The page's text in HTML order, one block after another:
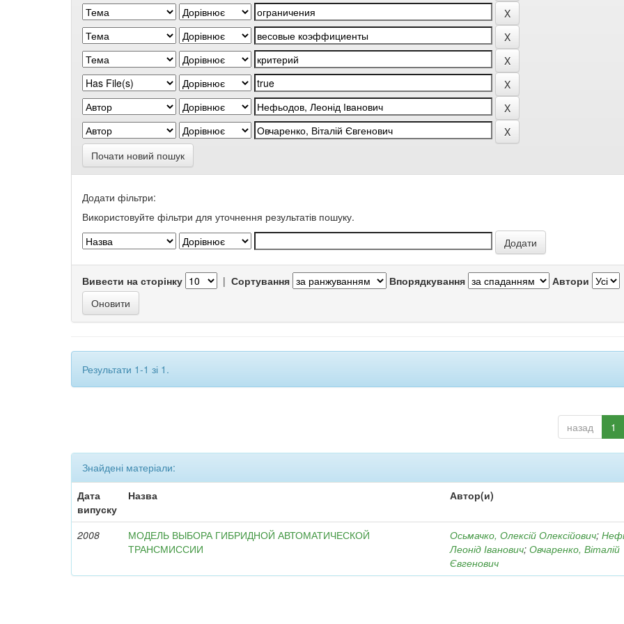
Почати новий пошук
Додати фільтри:
Використовуйте фільтри для уточнення результатів пошуку.
Вивести на сторінку | Сортування Впорядкування Автори
Результати 1-1 зі 1.
назад 1
Знайдені матеріали:
Дата
випуску
Назва Автор(и)
2008
МОДЕЛЬ ВЫБОРА ГИБРИДНОЙ АВТОМАТИЧЕСКОЙ
ТРАНСМИССИИ
Осьмачко, Олексій Олексійович;
Леонід Іванович;Овчаренко, Віталій
Євгенович